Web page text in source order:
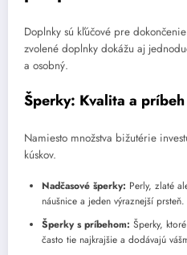
Doplnky sú kľúčové pre
zvolené doplnky dokážu aj
a osobný.
Šperky: Kvalita a príbeh
Namiesto množstva bižutérie
kúskov.
Nadčasové šperky: Perly, zlaté
náušnice a jeden výraznejší prsteň.
Šperky s príbehom: Šperky,
často tie najkrajšie a dodávajú